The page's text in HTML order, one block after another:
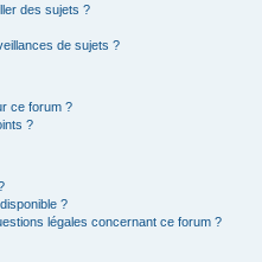
des sujets ?
de sujets ?
ce forum ?
?
?
légales concernant ce forum ?